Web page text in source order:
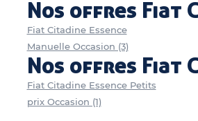
Nos offres Fiat
Fiat Citadine Essence
Manuelle Occasion (3)
Nos offres Fiat
Fiat Citadine Essence Petits
prix Occasion (1)